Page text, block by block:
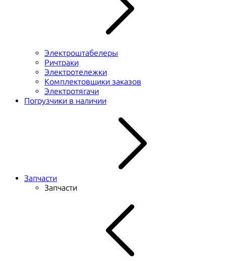
Электроштабелеры
Ричтраки
Электротележки
Комплектовщики заказов
Электротягачи
Погрузчики в наличии
Запчасти
Запчасти